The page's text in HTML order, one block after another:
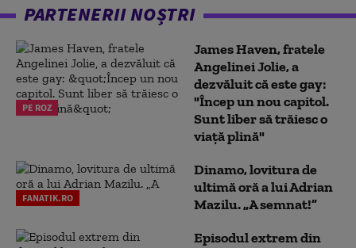
PARTENERII NOȘTRI
PE ROZ
James Haven, fratele
Angelinei Jolie, a
dezvăluit că este gay:
"Încep un nou capitol.
Sunt liber să trăiesc o
viață plină"
FANATIK.RO
Dinamo, lovitura de
ultimă oră a lui Adrian
Mazilu. „A semnat!”
Episodul extrem din